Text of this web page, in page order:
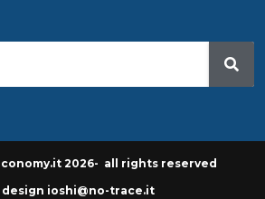
2026- all rights reserved
design ioshi@no-trace.it